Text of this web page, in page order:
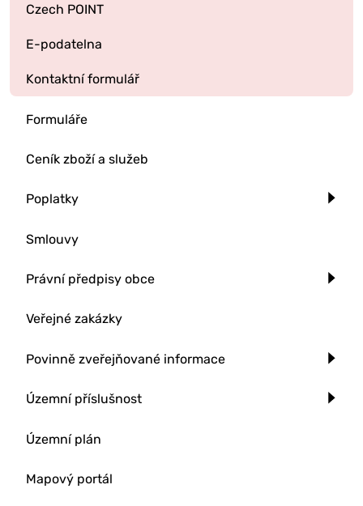
Czech POINT
E-podatelna
Kontaktní formulář
Formuláře
Ceník zboží a služeb
Poplatky
Smlouvy
Právní předpisy obce
Veřejné zakázky
Povinně zveřejňované informace
Územní příslušnost
Územní plán
Mapový portál